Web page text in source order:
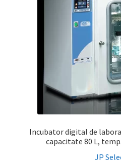
Incubator digital de
capacitate 80 L,
JP